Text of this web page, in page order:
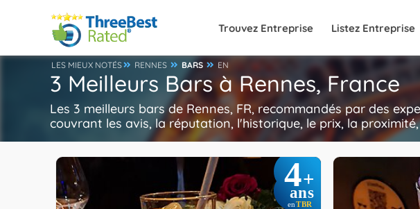
Trouvez Entreprise Listez Entreprise
LES MIEUX NOTÉS RENNES BARS EN
3 Meilleurs Bars à Rennes, France
Les 3 meilleurs bars de Rennes, FR, recommandés par des
couvrant les avis, la réputation, l'historique, le prix, la
4+
ans
enTBR